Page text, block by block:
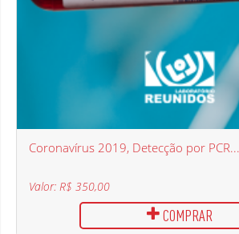
Coronavírus 2019, Detecção por PCR...
Valor: R$ 350,00
COMPRAR